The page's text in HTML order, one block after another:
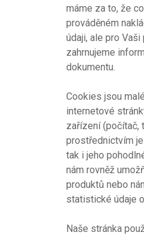
máme za to, že
prováděném
údaji, ale pro
zahrnujeme
dokumentu.
Cookies jsou
internetové
zařízení (počítač,
prostřednictvím
tak i jeho
nám rovněž
produktů nebo
statistické údaje
Naše stránka